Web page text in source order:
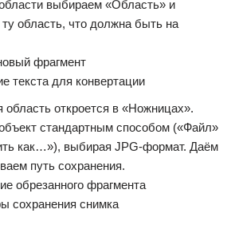
выбираем «Область» и
область, что должна быть на
откроется в «Ножницах».
стандартным способом («Файл»
как…»), выбирая JPG-формат. Даём
путь сохранения.